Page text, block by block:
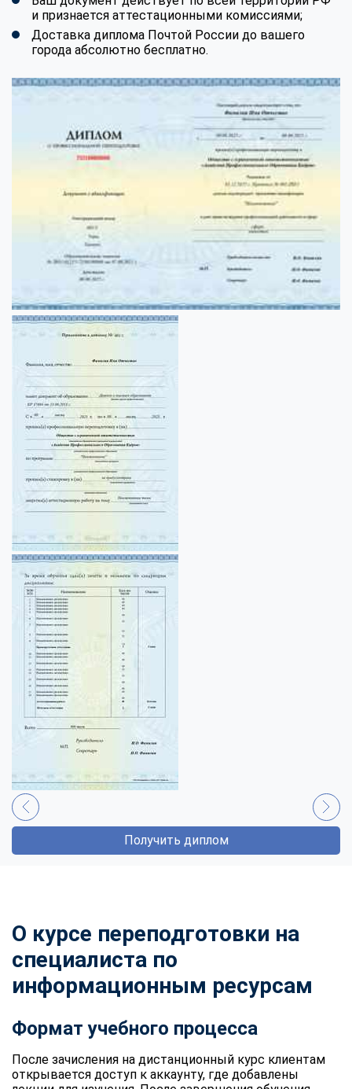
и признается аттестационными комиссиями;
Доставка диплома Почтой России до вашего
города абсолютно бесплатно.
Получить диплом
О курсе переподготовки на
специалиста по
информационным ресурсам
Формат учебного процесса
После зачисления на дистанционный курс клиентам
открывается доступ к аккаунту, где добавлены